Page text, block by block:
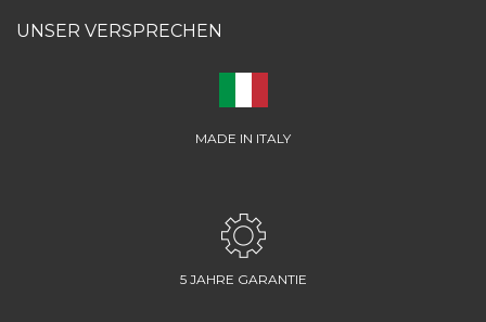
UNSER VERSPRECHEN
MADE IN ITALY
5 JAHRE GARANTIE